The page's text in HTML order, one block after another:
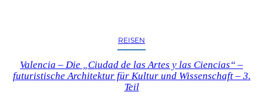
REISEN
Valencia – Die „Ciudad de las Artes y las Ciencias“ –
futuristische Architektur für Kultur und Wissenschaft – 3.
Teil